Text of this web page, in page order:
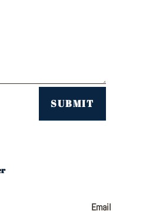
SUBMIT